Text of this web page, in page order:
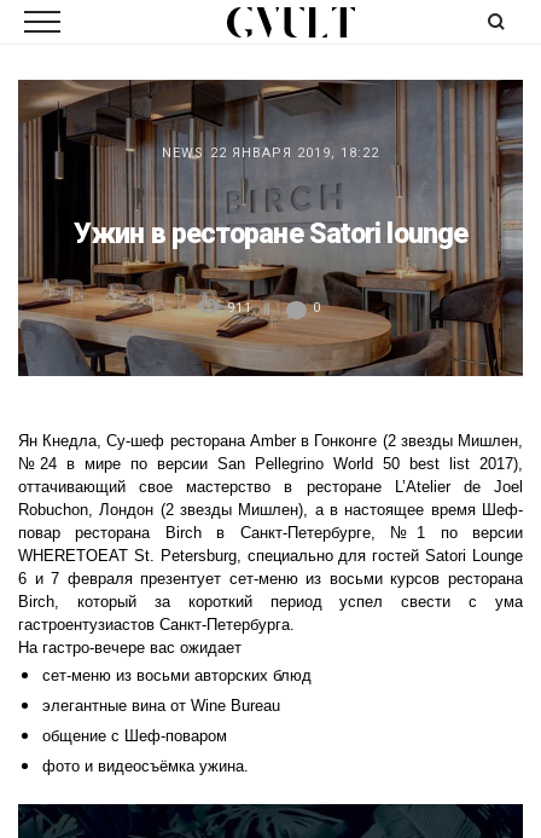
NEWS 22 ЯНВАРЯ 2019, 18:22
Ужин в ресторане Satori lounge
911 0
Ян Кнедла, Су-шеф ресторана Amber в Гонконге (2 звезды Мишлен,
№24 в мире по версии San Pellegrino World 50 best list 2017),
оттачивающий свое мастерство в ресторане L’Atelier de Joel
Robuchon, Лондон (2 звезды Мишлен), ав настоящее время Шеф-
повар ресторана Birch в Санкт-Петербурге, №1 по версии
WHERETOEAT St. Petersburg, специально для гостей Satori Lounge
6 и 7 февраля презентует сет-меню из восьми курсов ресторана
Birch, который за короткий период успел свести с ума
гастроентузиастов Санкт-Петербурга.
На гастро-вечере вас ожидает
сет-меню из восьми авторских блюд
элегантные вина от Wine Bureau
общение с Шеф-поваром
фото и видеосъёмка ужина.